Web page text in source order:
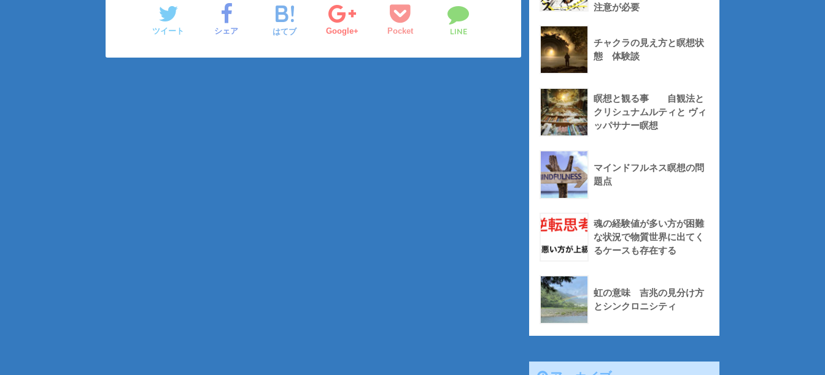
ツイート シェア はてブ Google+ Pocket LINE
注意が必要
チャクラの見え方と瞑想状
態 体験談
瞑想と観る事 自観法と
クリシュナムルティと ヴィ
ッパサナー瞑想
マインドフルネス瞑想の問
題点
魂の経験値が多い方が困難
な状況で物質世界に出てく
るケースも存在する
虹の意味 吉兆の見分け方
とシンクロニシティ